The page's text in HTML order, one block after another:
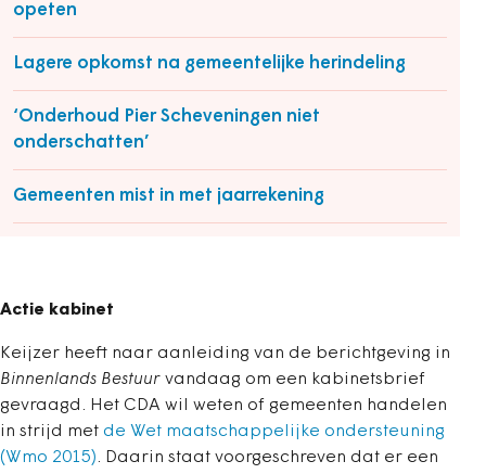
opeten
Lagere opkomst na gemeentelijke herindeling
‘Onderhoud Pier Scheveningen niet
onderschatten’
Gemeenten mist in met jaarrekening
Actie kabinet
Keijzer heeft naar aanleiding van de berichtgeving in
Binnenlands Bestuur vandaag om een kabinetsbrief
gevraagd. Het CDA wil weten of gemeenten handelen
in strijd met de Wet maatschappelijke ondersteuning
(Wmo 2015). Daarin staat voorgeschreven dat er een